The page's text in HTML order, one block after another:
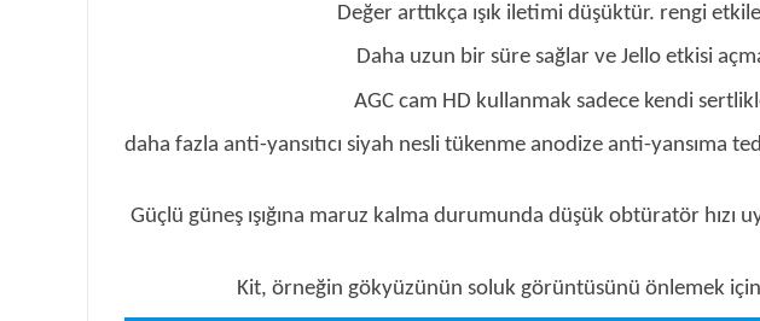
Değer arttıkça ışık iletimi düşüktür. rengi
Daha uzun bir süre sağlar ve Jello etkisi
AGC cam HD kullanmak sadece kendi
daha fazla anti-yansıtıcı siyah nesli tükenme anodize anti-yansıma
Güçlü güneş ışığına maruz kalma durumunda düşük obtüratör
Kit, örneğin gökyüzünün soluk görüntüsünü önlemek